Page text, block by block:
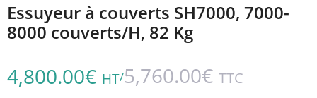
Essuyeur à couverts SH7000, 7000-
8000 couverts/H, 82 Kg
4,800.00€ HT/5,760.00€ TTC